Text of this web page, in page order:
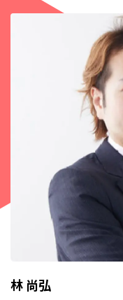
林 尚弘